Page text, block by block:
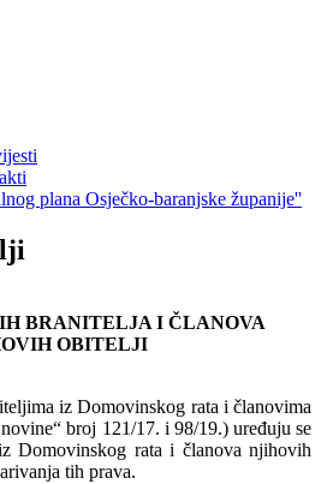
plana Osječko-baranjske županije''
BRANITELJA I ČLANOVA
OBITELJI
iz Domovinskog rata i članovima
broj 121/17. i 98/19.) uređuju se
Domovinskog rata i članova njihovih
tih prava.